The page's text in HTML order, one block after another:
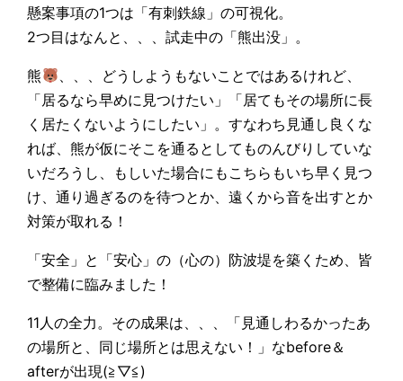
懸案事項の1つは「有刺鉄線」の可視化。
2つ目はなんと、、、試走中の「熊出没」。
熊
、、、どうしようもないことではあるけれど、
「居るなら早めに見つけたい」「居てもその場所に長
く居たくないようにしたい」。すなわち見通し良くな
れば、熊が仮にそこを通るとしてものんびりしていな
いだろうし、もしいた場合にもこちらもいち早く見つ
け、通り過ぎるのを待つとか、遠くから音を出すとか
対策が取れる！
「安全」と「安心」の（心の）防波堤を築くため、皆
で整備に臨みました！
11人の全力。その成果は、、、「見通しわるかったあ
の場所と、同じ場所とは思えない！」なbefore＆
afterが出現(≧▽≦)